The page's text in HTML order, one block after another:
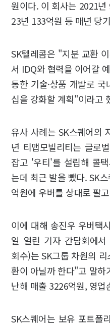
원이다. 이 회사는 2021
23년 133억원 등 매년 당
SK텔레콤은 "지분 교환
서 IDQ와 협력을 이어갈
통한 기술·상품 개발로
십을 강화할 계획"이라고
유사 사례는 SK스퀘어의
년 티맵모빌리티는 글로
잡고 '우티'를 설립해 콜
는데 최근 발을 뺐다. SK
억원에 우버를 상대로 팔
이에 대해 송진우 우버택
일 열린 기자 간담회에서
회수)는 SK그룹 차원의
환이 아닐까 한다"고 말하
난해 매출 3226억원, 영
SK스퀘어는 보유 포트폴